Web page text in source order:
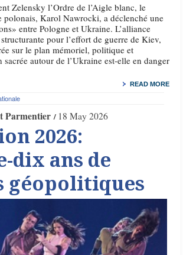
Zelensky l’Ordre de l’Aigle blanc, le
polonais, Karol Nawrocki, a déclenché une
entre Pologne et Ukraine. L’alliance
pour l’effort de guerre de Kiev,
sur le plan mémoriel, politique et
sacrée autour de l’Ukraine est-elle en danger
READ MORE
Parmentier 18 May 2026
2026:
dix ans de
géopolitiques